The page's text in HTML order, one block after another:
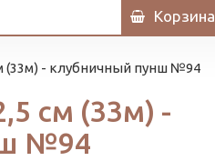
Корзина
(33м) - клубничный пунш №94
см (33м) -
№94